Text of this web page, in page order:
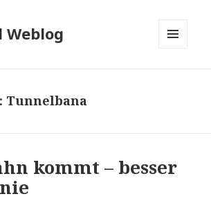
Weblog
Tunnelbana
kommt – besser